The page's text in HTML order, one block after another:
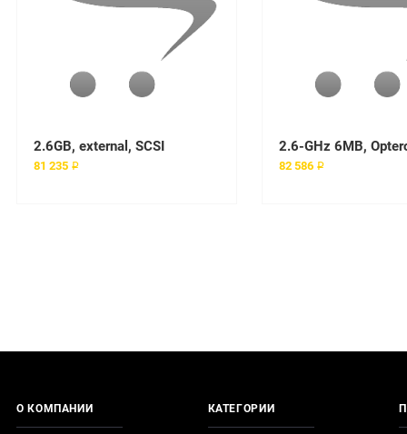
2.6GB, external, SCSI
81 235 ₽ 82 586 ₽
О КОМПАНИИ КАТЕГОРИИ